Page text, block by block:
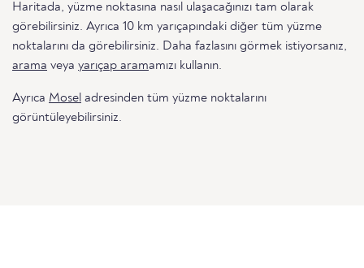
Haritada, yüzme noktasına nasıl ulaşacağınızı tam olarak
görebilirsiniz. Ayrıca 10 km yarıçapındaki diğer tüm yüzme
noktalarını da görebilirsiniz. Daha fazlasını görmek istiyorsanız,
arama veya yarıçap aramamızı kullanın.
Ayrıca Mosel adresinden tüm yüzme noktalarını
görüntüleyebilirsiniz.